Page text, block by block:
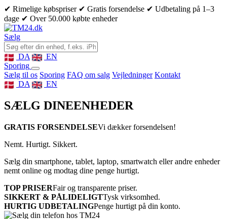
✔ Rimelige købspriser ✔ Gratis forsendelse ✔ Udbetaling på 1–3
dage ✔ Over 50.000 købte enheder
Sælg
DA
EN
Sporing
Sælg til os Sporing FAQ om salg Vejledninger Kontakt
DA
EN
SÆLG DINEENHEDER
GRATIS FORSENDELSEVi dækker forsendelsen!
Nemt. Hurtigt. Sikkert.
Sælg din smartphone, tablet, laptop, smartwatch eller andre enheder
nemt online og modtag dine penge hurtigt.
TOP PRISERFair og transparente priser.
SIKKERT & PÅLIDELIGTTysk virksomhed.
HURTIG UDBETALINGPenge hurtigt på din konto.